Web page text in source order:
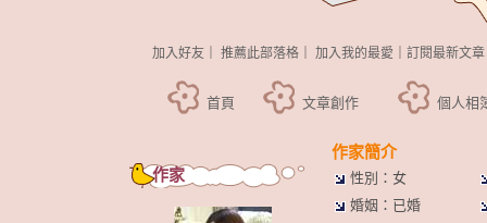
首頁 文章創作 個人相
加入好友 推薦此部落格 加入我的最愛 訂閱最新文章
作家
作家簡介
性別：女
婚姻：已婚